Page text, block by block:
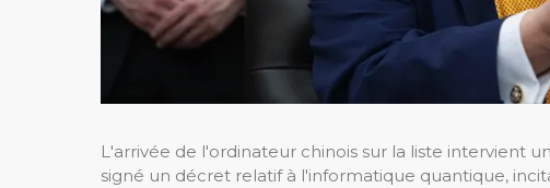
L'arrivée de l'ordinateur chinois sur la liste intervient
signé un décret relatif à l'informatique quantique,